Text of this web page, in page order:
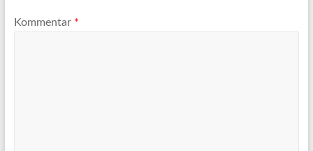
Kommentar *